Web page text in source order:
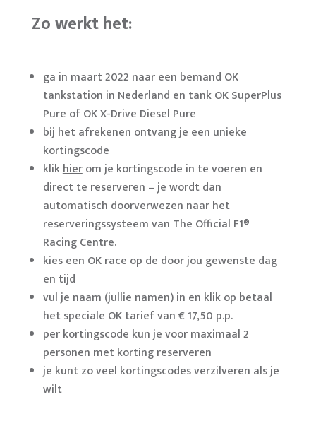
Zo werkt het:
ga in maart 2022 naar een bemand OK
tankstation in Nederland en tank OK SuperPlus
Pure of OK X-Drive Diesel Pure
bij het afrekenen ontvang je een unieke
kortingscode
klikhierom je kortingscode in te voeren en
direct te reserveren – je wordt dan
automatisch doorverwezen naar het
reserveringssysteem van The Official F1®
Racing Centre.
kies een OK race op de door jou gewenste dag
en tijd
vul je naam (jullie namen) in en klik op betaal
het speciale OK tarief van € 17,50 p.p.
per kortingscode kun je voor maximaal 2
personen met korting reserveren
je kunt zo veel kortingscodes verzilveren als je
wilt